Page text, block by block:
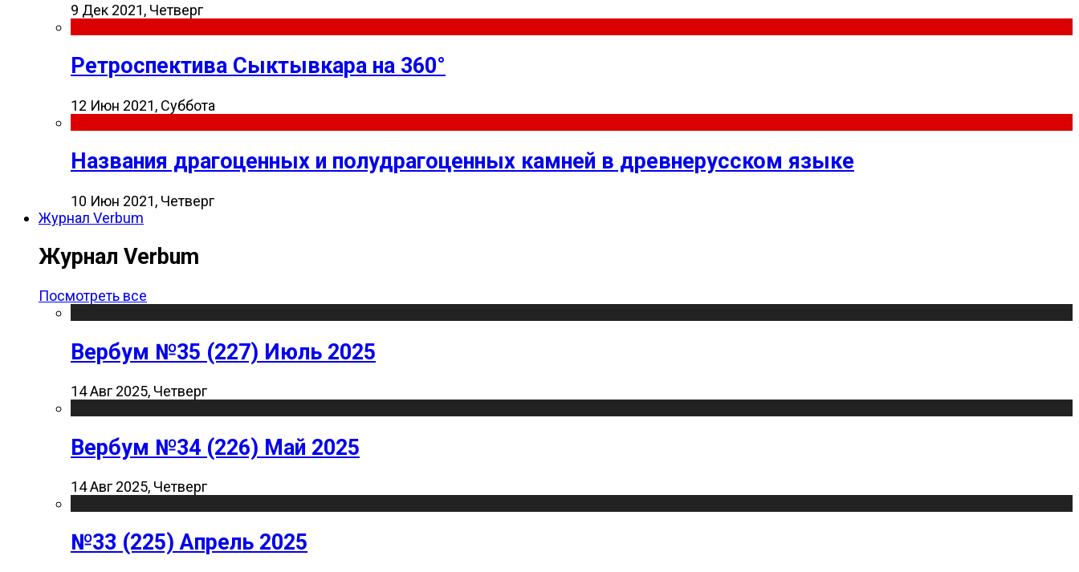
9 Дек 2021, Четверг
Ретроспектива Сыктывкара на 360°
12 Июн 2021, Суббота
Названия драгоценных и полудрагоценных камней в древнерусском языке
10 Июн 2021, Четверг
Журнал Verbum
Журнал Verbum
Посмотреть все
Вербум №35 (227) Июль 2025
14 Авг 2025, Четверг
Вербум №34 (226) Май 2025
14 Авг 2025, Четверг
№33 (225) Апрель 2025